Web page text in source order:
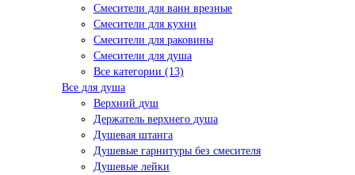
Смесители для ванн врезные
Смесители для кухни
Смесители для раковины
Смесители для душа
Все категории (13)
Все для душа
Верхний душ
Держатель верхнего душа
Душевая штанга
Душевые гарнитуры без смесителя
Душевые лейки